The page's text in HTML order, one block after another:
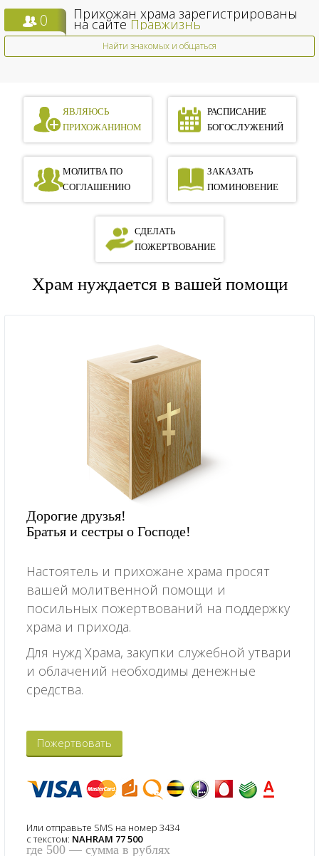
0 Прихожан храма зарегистрированы
на сайте Правжизнь
Найти знакомых и общаться
ЯВЛЯЮСЬ
ПРИХОЖАНИНОМ
РАСПИСАНИЕ
БОГОСЛУЖЕНИЙ
МОЛИТВА ПО
СОГЛАШЕНИЮ
ЗАКАЗАТЬ
ПОМИНОВЕНИЕ
СДЕЛАТЬ
ПОЖЕРТВОВАНИЕ
Храм нуждается в вашей помощи
Дорогие друзья!
Братья и сестры о Господе!
Настоятель и прихожане храма просят
вашей молитвенной помощи и
посильных пожертвований на поддержку
храма и прихода.
Для нужд Храма, закупки служебной утвари
и облачений необходимы денежные
средства.
Пожертвовать
Или отправьте SMS на номер 3434
с текстом: NAHRAM 77 500
где 500 — сумма в рублях